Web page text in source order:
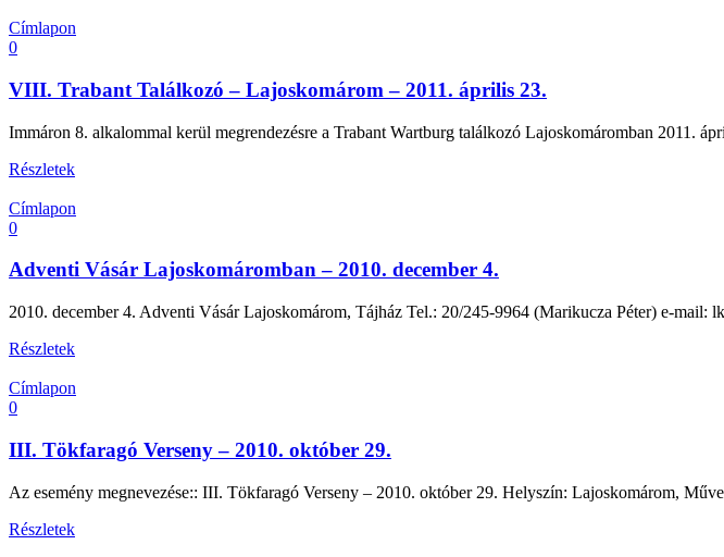
Címlapon
0
VIII. Trabant Találkozó – Lajoskomárom – 2011. április 23.
Immáron 8. alkalommal kerül megrendezésre a Trabant Wartburg találkozó Lajoskomáromban 2011.
Részletek
Címlapon
0
Adventi Vásár Lajoskomáromban – 2010. december 4.
2010. december 4. Adventi Vásár Lajoskomárom, Tájház Tel.: 20/245-9964 (Marikucza Péter) e-mail:
Részletek
Címlapon
0
III. Tökfaragó Verseny – 2010. október 29.
Az esemény megnevezése:: III. Tökfaragó Verseny – 2010. október 29. Helyszín: Lajoskomárom,
Részletek